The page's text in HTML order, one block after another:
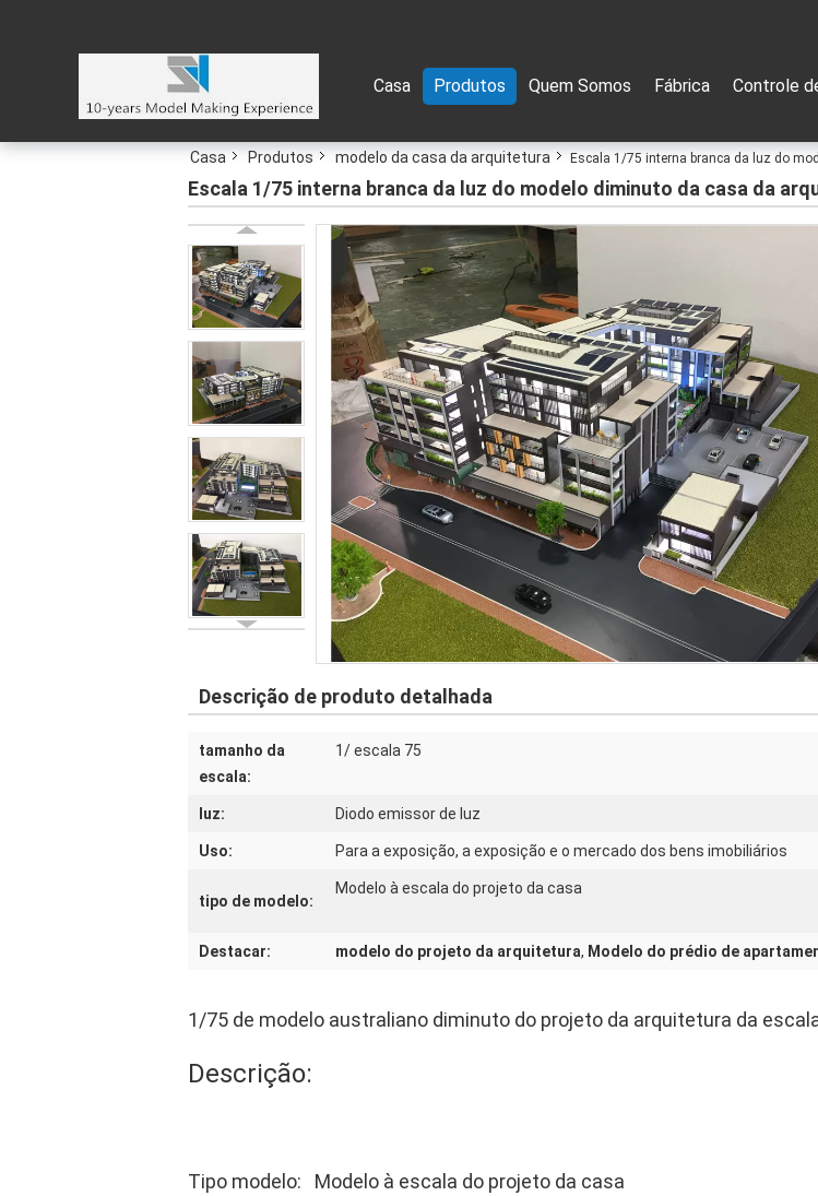
Casa Produtos Quem Somos Fábrica Controle
Casa Produtos modelo da casa da arquitetura Escala 1/75 interna branca da luz do
Escala 1/75 interna branca da luz do modelo diminuto da casa da
Descrição de produto detalhada
tamanho da
escala:
1/ escala 75
luz: Diodo emissor de luz
Uso: Para a exposição, a exposição e o mercado dos bens imobiliários
tipo de modelo:
Modelo à escala do projeto da casa
Destacar: modelo do projeto da arquitetura, Modelo do prédio de
1/75 de modelo australiano diminuto do projeto da arquitetura da
Descrição:
Tipo modelo: Modelo à escala do projeto da casa